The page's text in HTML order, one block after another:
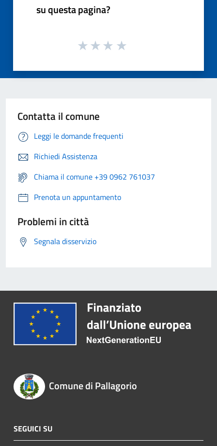
su questa pagina?
Contatta il comune
Leggi le domande frequenti
Richiedi Assistenza
Chiama il comune +39 0962 761037
Prenota un appuntamento
Problemi in città
Segnala disservizio
Comune di Pallagorio
SEGUICI SU